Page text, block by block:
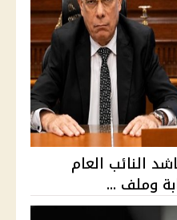
الـ4% تناشد النائب العام
وملف ...